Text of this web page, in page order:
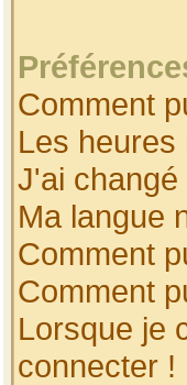
Comment
Les
J'ai
Ma langue
Comment
Comment
Lorsque je
connecter !